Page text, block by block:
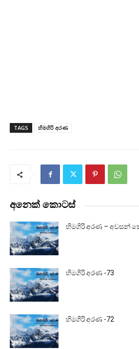
TAGS හිමගිරි අරණ
අනෙක් කොටස්
හිමගිරි අරණ – අවසන්
හිමගිරි අරණ -73
හිමගිරි අරණ -72